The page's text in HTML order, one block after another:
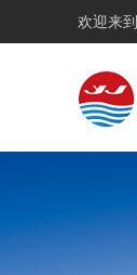
欢迎来到